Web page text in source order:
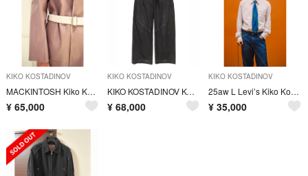
KIKO KOSTADINOV
MACKINTOSH Kiko Kostadinov 0002 18ss
¥ 65,000
KIKO KOSTADINOV
KIKO KOSTADINOV KONKORD JEANS
¥ 68,000
KIKO KOSTADINOV
25aw L Levi’s Kiko Kostadinov Shirt
¥ 35,000